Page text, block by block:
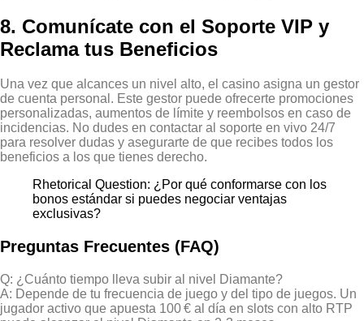
8. Comunícate con el Soporte VIP y
Reclama tus Beneficios
Una vez que alcances un nivel alto, el casino asigna un gestor
de cuenta personal. Este gestor puede ofrecerte promociones
personalizadas, aumentos de límite y reembolsos en caso de
incidencias. No dudes en contactar al soporte en vivo 24/7
para resolver dudas y asegurarte de que recibes todos los
beneficios a los que tienes derecho.
Rhetorical Question: ¿Por qué conformarse con los
bonos estándar si puedes negociar ventajas
exclusivas?
Preguntas Frecuentes (FAQ)
Q: ¿Cuánto tiempo lleva subir al nivel Diamante?
A: Depende de tu frecuencia de juego y del tipo de juegos. Un
jugador activo que apuesta 100 € al día en slots con alto RTP